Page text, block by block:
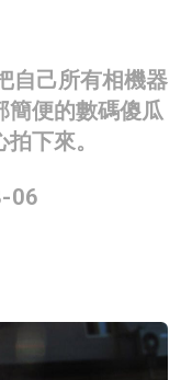
自己所有相機器
簡便的數碼傻瓜
下來。
06